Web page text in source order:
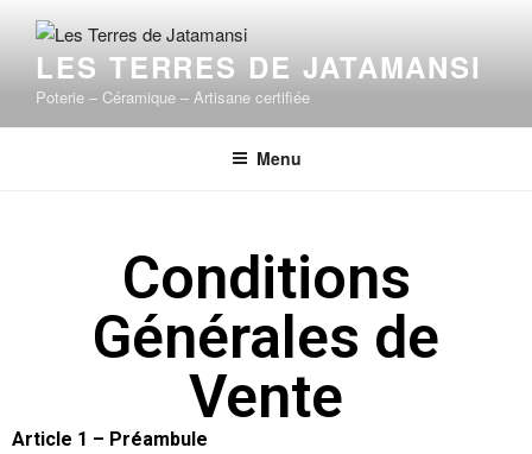
LES TERRES DE JATAMANSI
Poterie – Céramique – Artisane certifiée
Menu
Conditions
Générales de
Vente
Article 1 – Préambule